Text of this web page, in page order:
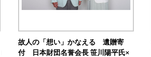
故人の「想い」かなえる 遺贈寄
付 日本財団名誉会長 笹川陽平氏×